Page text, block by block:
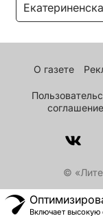
О газете
соглашение
©
Включает высокую